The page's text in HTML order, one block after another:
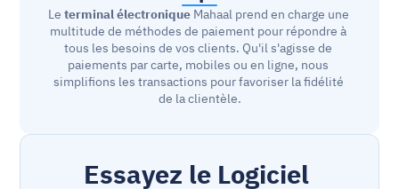
Le terminal électronique Mahaal prend en charge une
multitude de méthodes de paiement pour répondre à
tous les besoins de vos clients. Qu'il s'agisse de
paiements par carte, mobiles ou en ligne, nous
simplifions les transactions pour favoriser la fidélité
de la clientèle.
Essayez le Logiciel